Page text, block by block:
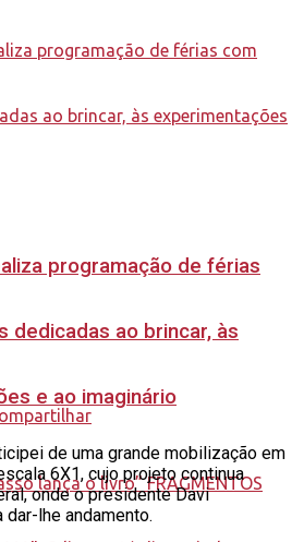
programação de férias
dedicadas ao brincar, às
e ao imaginário
de uma grande mobilização em
6X1, cujo projeto continua
onde o presidente Davi
lhe andamento.